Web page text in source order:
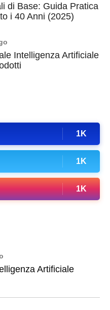
di Base: Guida Pratica
i 40 Anni (2025)
Intelligenza Artificiale
1K
1K
1K
Artificiale